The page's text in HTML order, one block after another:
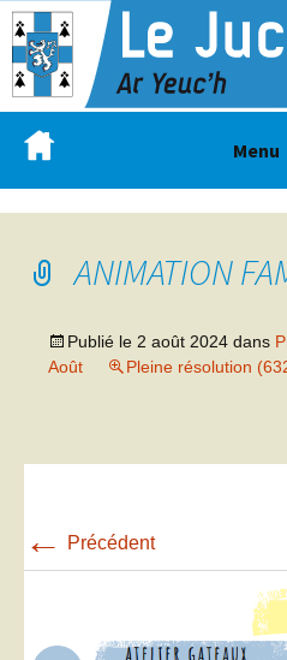
Menu
ANIMATION
Publié le 2 août 2024 dans
Août
Pleine résolution
← Précédent